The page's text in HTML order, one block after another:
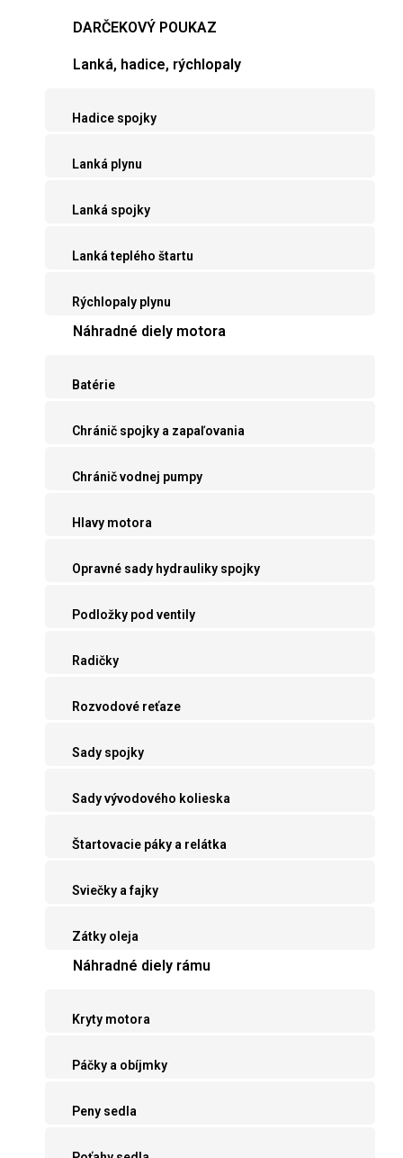
DARČEKOVÝ POUKAZ
Lanká, hadice, rýchlopaly
Hadice spojky
Lanká plynu
Lanká spojky
Lanká teplého štartu
Rýchlopaly plynu
Náhradné diely motora
Batérie
Chránič spojky a zapaľovania
Chránič vodnej pumpy
Hlavy motora
Opravné sady hydrauliky spojky
Podložky pod ventily
Radičky
Rozvodové reťaze
Sady spojky
Sady vývodového kolieska
Štartovacie páky a relátka
Sviečky a fajky
Zátky oleja
Náhradné diely rámu
Kryty motora
Páčky a obíjmky
Peny sedla